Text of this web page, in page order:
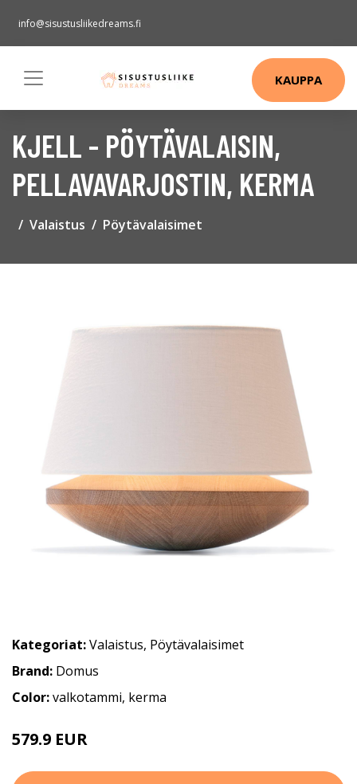
info@sisustusliikedreams.fi
KAUPPA
KJELL - PÖYTÄVALAISIN,
PELLAVAVARJOSTIN, KERMA
Valaistus Pöytävalaisimet
Kategoriat:Valaistus, Pöytävalaisimet
Brand: Domus
Color:valkotammi, kerma
579.9 EUR